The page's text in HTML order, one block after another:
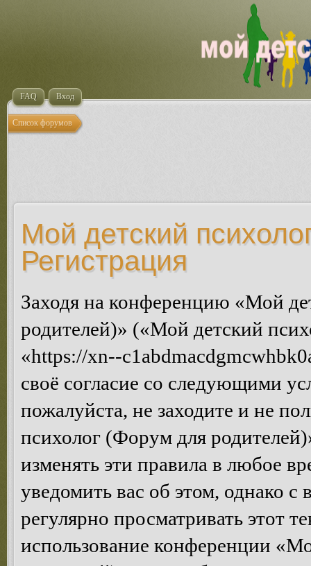
FAQ Вход
Список форумов
Мой детский
Регистрация
Заходя на конференцию «Мой
родителей)» («Мой детский
«https://xn--
своё согласие со следующими
пожалуйста, не заходите и не
психолог (Форум для
изменять эти правила в любое
уведомить вас об этом, однако
регулярно просматривать этот
использование конференции